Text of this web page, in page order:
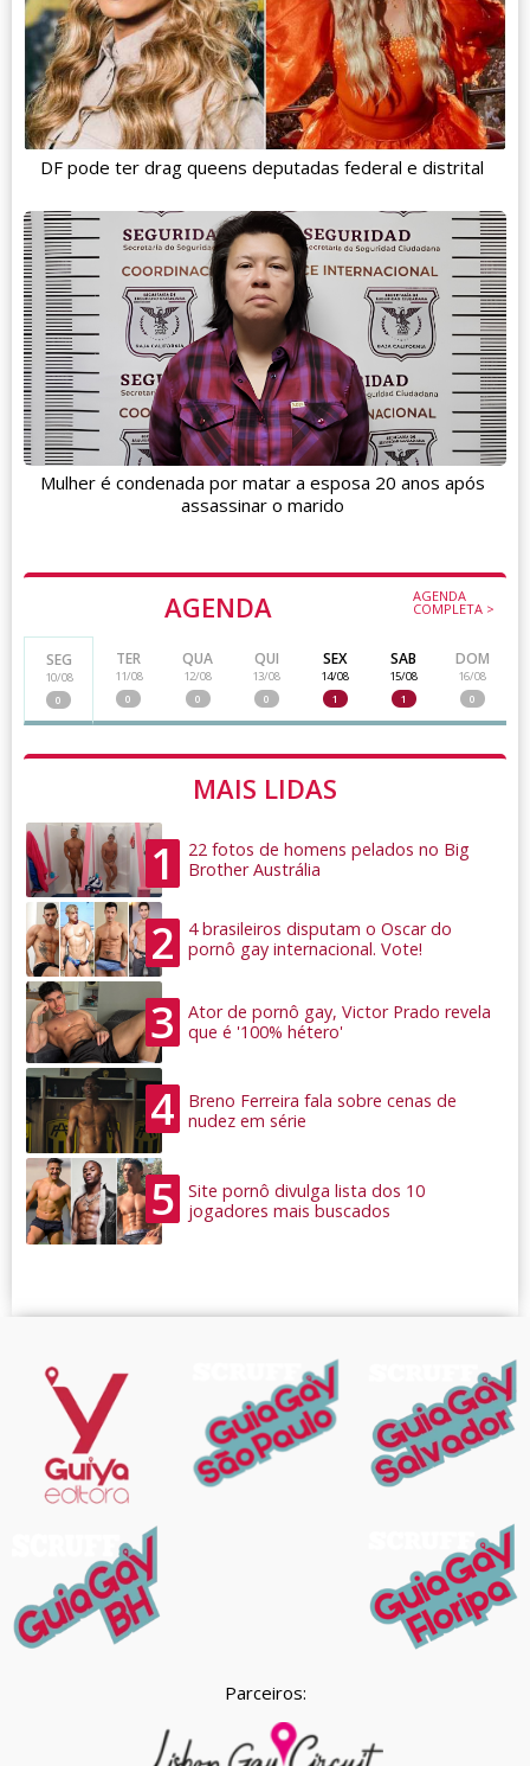
AGENDA AGENDA
COMPLETA >
SEG
10/08
0
TER
11/08
0
QUA
12/08
0
QUI
13/08
0
SEX
14/08
1
SAB
15/08
1
DOM
16/08
0
MAIS LIDAS
1
22 fotos de homens pelados no Big
Brother Austrália
2
4 brasileiros disputam o Oscar do
pornô gay internacional. Vote!
3
Ator de pornô gay, Victor Prado revela
que é '100% hétero'
4
Breno Ferreira fala sobre cenas de
nudez em série
5
Site pornô divulga lista dos 10
jogadores mais buscados
DF pode ter drag queens deputadas federal e distrital
Mulher é condenada por matar a esposa 20 anos após
assassinar o marido
Parceiros: